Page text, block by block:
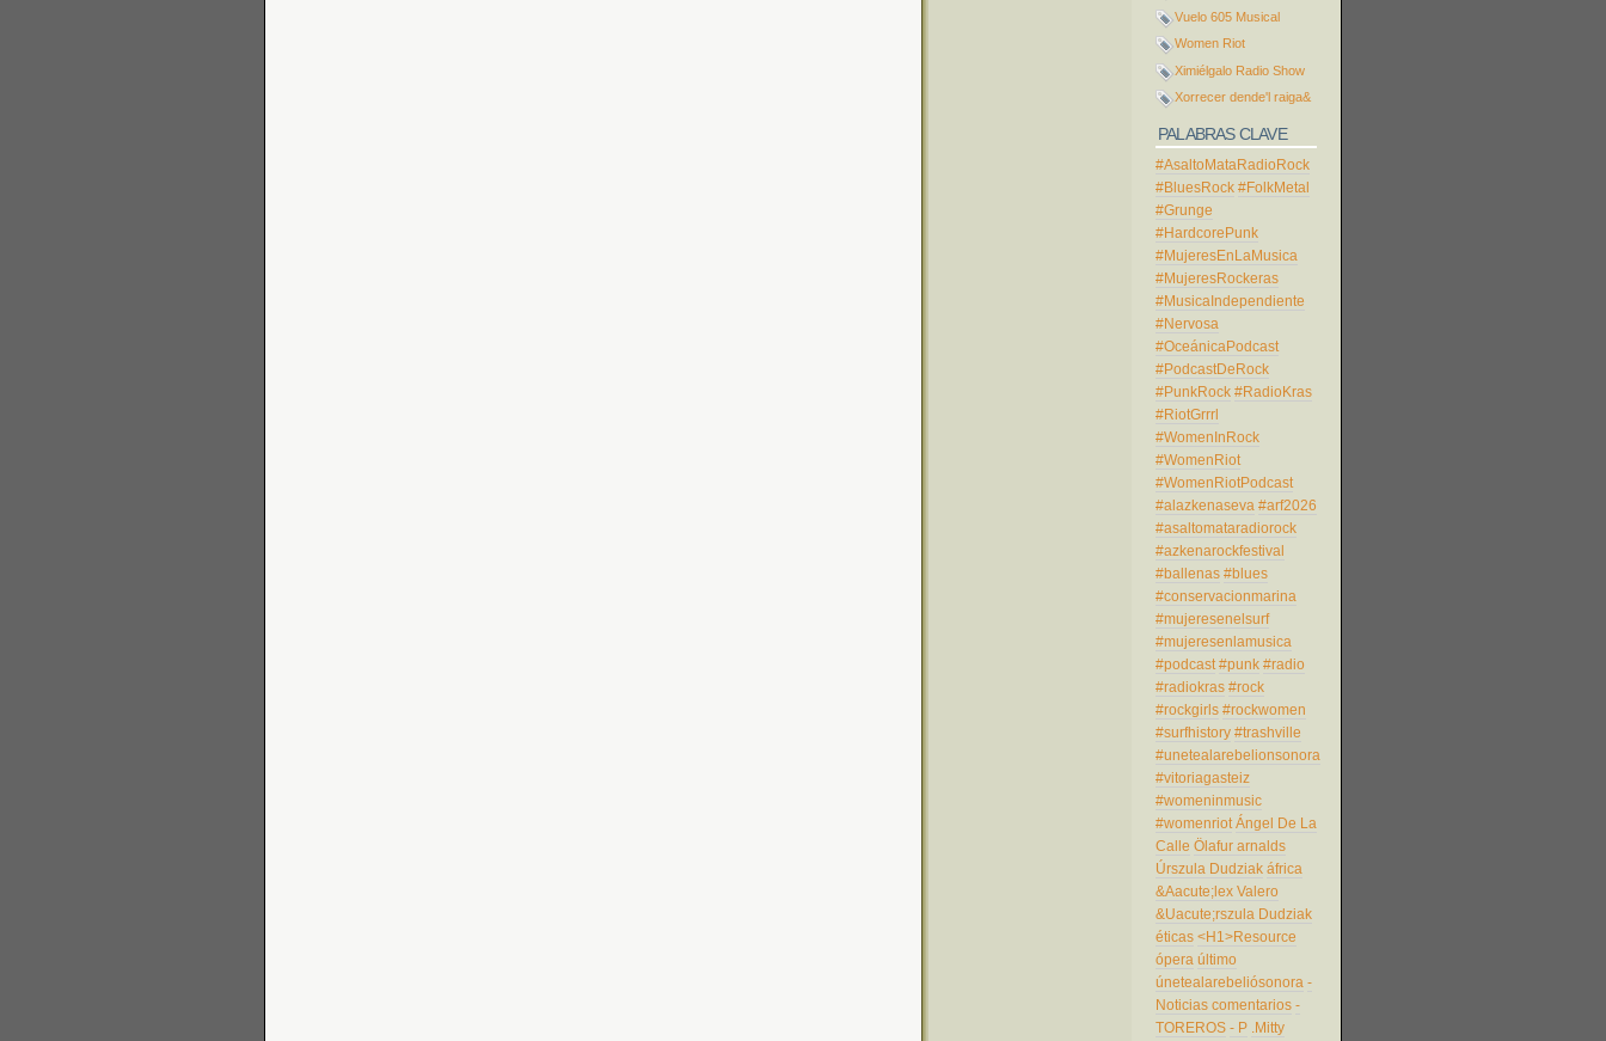
Vuelo 605 Musical
Women Riot
Ximiélgalo Radio Show
Xorrecer dende'l raiga&
PALABRAS CLAVE
#AsaltoMataRadioRock
#BluesRock #FolkMetal
#Grunge
#HardcorePunk
#MujeresEnLaMusica
#MujeresRockeras
#MusicaIndependiente
#Nervosa
#OceánicaPodcast
#PodcastDeRock
#PunkRock #RadioKras
#RiotGrrrl
#WomenInRock
#WomenRiot
#WomenRiotPodcast
#alazkenaseva #arf2026
#asaltomataradiorock
#azkenarockfestival
#ballenas #blues
#conservacionmarina
#mujeresenelsurf
#mujeresenlamusica
#podcast #punk #radio
#radiokras #rock
#rockgirls #rockwomen
#surfhistory #trashville
#unetealarebelionsonora
#vitoriagasteiz
#womeninmusic
#womenriot Ángel De La
Calle Ölafur arnalds
Úrszula Dudziak áfrica
&Aacute;lex Valero
&Uacute;rszula Dudziak
éticas <H1>Resource
ópera último
únetealarebeliósonora -
Noticias comentarios -
TOREROS - P .Mitty